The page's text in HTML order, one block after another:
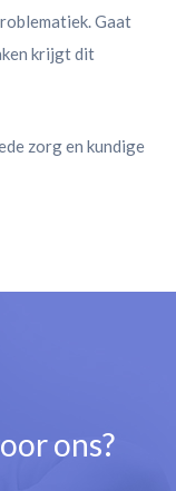
Gaat
krijgt dit
zorg en kundige
ons?